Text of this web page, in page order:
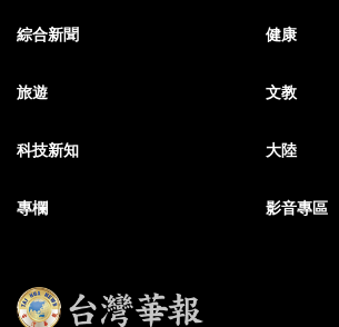
綜合新聞 健康
旅遊 文教
科技新知 大陸
專欄 影音專區